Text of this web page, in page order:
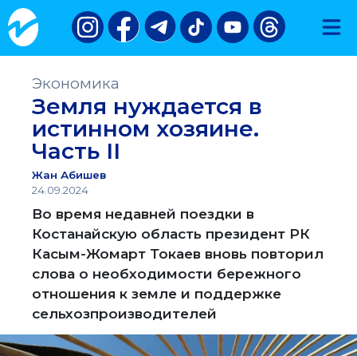
Экономика
Земля нуждается в
истинном хозяине.
Часть II
Жан Абишев
24.09.2024
Во время недавней поездки в
Костанайскую область президент РК
Касым-Жомарт Токаев вновь повторил
слова о необходимости бережного
отношения к земле и поддержке
сельхозпроизводителей